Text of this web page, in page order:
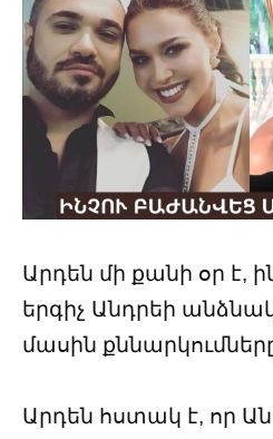
Արդեն մի քանի օր է,
երգիչ Անդրեի
մասին
Արդեն հստակ է, որ